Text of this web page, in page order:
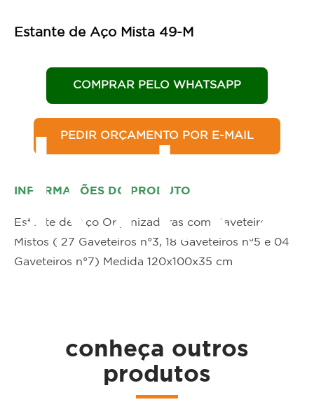
Estante de Aço Mista 49-M
COMPRAR PELO WHATSAPP
PEDIR ORÇAMENTO POR E-MAIL
INFORMAÇÕES DO PRODUTO
Estante de Aço Organizadoras com Gaveteiros
Mistos ( 27 Gaveteiros n°3, 18 Gaveteiros n°5 e 04
Gaveteiros n°7) Medida 120x100x35 cm
conheça outros
produtos